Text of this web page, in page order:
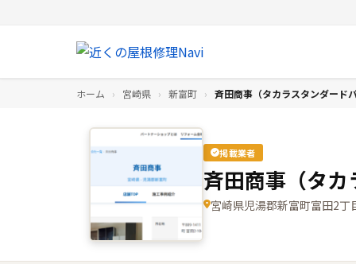
ホーム › 宮崎県 › 新富町 › 斉田商事（タカラスタンダード
掲載業者
斉田商事（タ
宮崎県児湯郡新富町富田2丁